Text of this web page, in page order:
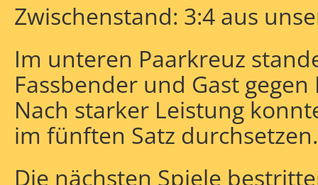
Zwischenstand: 3:4 aus
Im unteren Paarkreuz
Fassbender und Gast
Nach starker Leistung
im fünften Satz durchsetzen.
Die nächsten Spiele